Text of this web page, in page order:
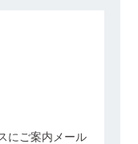
にご案内メール